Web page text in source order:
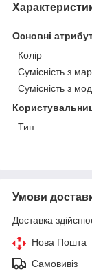
Основні
Колір
Сумісність з
Сумісність з
Тип
Умови
Доставка
Нова Пошта
Самовивіз